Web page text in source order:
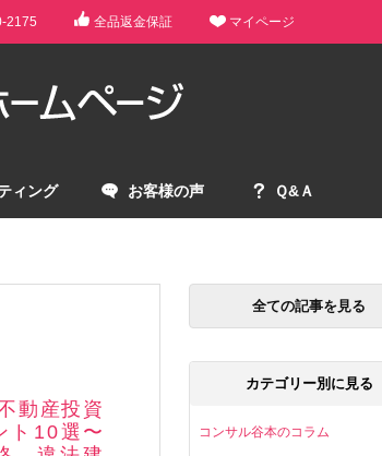
2175 全品返金保証 マイページ
ィング お客様の声 Ｑ&Ａ
動産投資
ト10選〜
全ての記事を見る
カテゴリー別に見る
コンサル谷本のコラム